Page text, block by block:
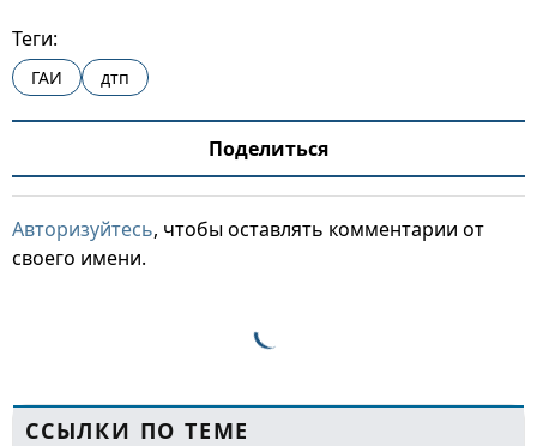
Теги:
ГАИ дтп
Поделиться
Авторизуйтесь, чтобы оставлять комментарии от
своего имени.
ССЫЛКИ ПО ТЕМЕ